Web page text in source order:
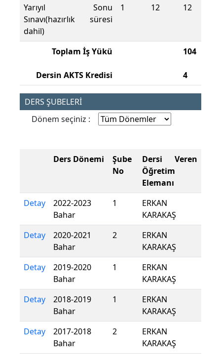
Yarıyıl Sonu
Sınavı(hazırlık süresi
dahil)
1 12 12
Toplam İş Yükü
Dersin AKTS Kredisi
104
4
DERS ŞUBELERİ
Dönem seçiniz :
Ders Dönemi
Şube
No
Dersi Veren
Öğretim
Elemanı
Detay
2022-2023
Bahar
1
ERKAN
KARAKAŞ
Detay
2020-2021
Bahar
2
ERKAN
KARAKAŞ
Detay
2019-2020
Bahar
1
ERKAN
KARAKAŞ
Detay
2018-2019
Bahar
1
ERKAN
KARAKAŞ
Detay
2017-2018
Bahar
2
ERKAN
KARAKAŞ